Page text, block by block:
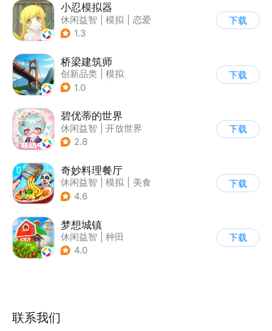
小忍模拟器
休闲益智 模拟
恋爱
| 女性向
1.3
下载
桥梁建筑师
创新品类
模拟
| 学习教育
1.0
下载
碧优蒂的世界
休闲益智
开放世界
| Q版
2.8
下载
奇妙料理餐厅
休闲益智 模拟
美食
| 宝宝巴士
4.6
下载
梦想城镇
休闲益智
种田
| 田园生活
4.0
下载
联系我们